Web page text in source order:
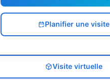
Planifier une visite
Visite virtuelle